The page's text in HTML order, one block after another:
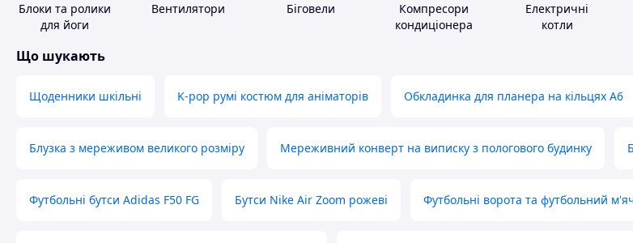
Блоки та ролики
для йоги
Вентилятори Біговели
Компресори
кондиціонера
Електричні
котли
Що шукають
Щоденники шкільні K-pop румі костюм для аніматорів Обкладинка для планера на кільцях А6
Блузка з мереживом великого розміру Мереживний конверт на виписку з пологового будинку
Футбольні бутси Adidas F50 FG Бутси Nike Air Zoom рожеві Футбольні ворота та футбольний